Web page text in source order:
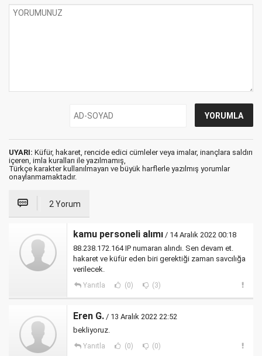
UYARI: Küfür, hakaret, rencide edici cümleler veya imalar, inançlara saldırı
içeren, imla kuralları ile yazılmamış,
Türkçe karakter kullanılmayan ve büyük harflerle yazılmış yorumlar
onaylanmamaktadır.
2 Yorum
kamu personeli alımı / 14 Aralık 2022 00:18
88.238.172.164 IP numaran alındı. Sen devam et.
hakaret ve küfür eden biri gerektiği zaman savcılığa
verilecek.
Yanıtla (0) (3)
Eren G. / 13 Aralık 2022 22:52
bekliyoruz.
Yanıtla (0) (0)